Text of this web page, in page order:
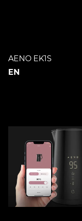
AENO EK1S
EN